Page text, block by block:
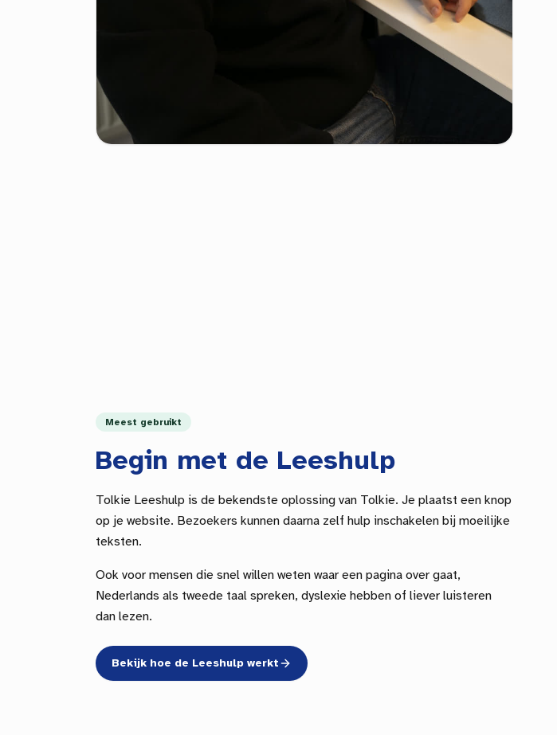
Meest gebruikt
Begin met de Leeshulp
Tolkie Leeshulp is de bekendste oplossing van Tolkie. Je plaatst een knop
op je website. Bezoekers kunnen daarna zelf hulp inschakelen bij moeilijke
teksten.
Ook voor mensen die snel willen weten waar een pagina over gaat,
Nederlands als tweede taal spreken, dyslexie hebben of liever luisteren
dan lezen.
Bekijk hoe de Leeshulp werkt